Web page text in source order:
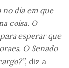
no dia em que
coisa. O
esperar que
O Senado
, diz a